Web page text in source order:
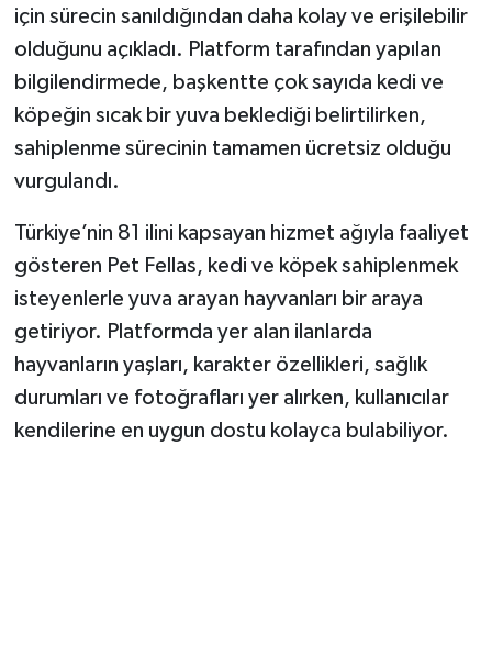
için sürecin sanıldığından daha kolay ve erişilebilir
olduğunu açıkladı. Platform tarafından yapılan
bilgilendirmede, başkentte çok sayıda kedi ve
köpeğin sıcak bir yuva beklediği belirtilirken,
sahiplenme sürecinin tamamen ücretsiz olduğu
vurgulandı.
Türkiye’nin 81 ilini kapsayan hizmet ağıyla faaliyet
gösteren Pet Fellas, kedi ve köpek sahiplenmek
isteyenlerle yuva arayan hayvanları bir araya
getiriyor. Platformda yer alan ilanlarda
hayvanların yaşları, karakter özellikleri, sağlık
durumları ve fotoğrafları yer alırken, kullanıcılar
kendilerine en uygun dostu kolayca bulabiliyor.